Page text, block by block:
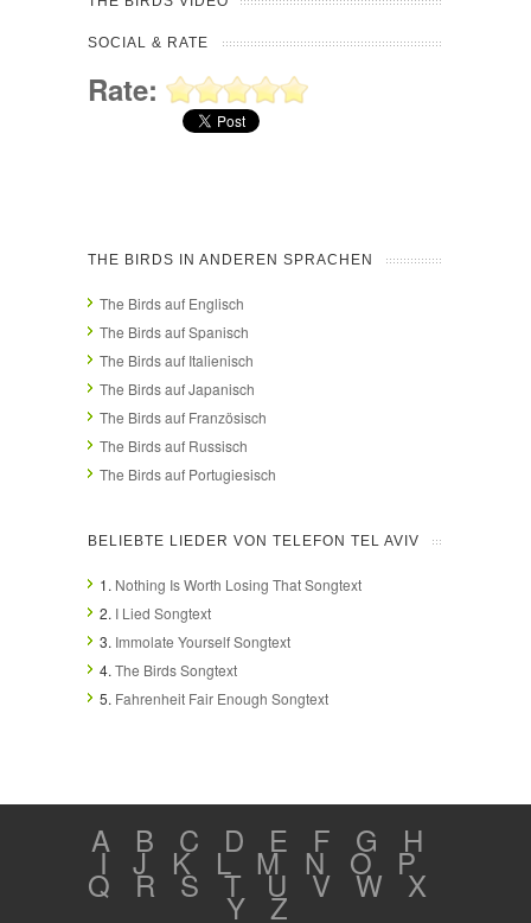
SOCIAL & RATE
Rate:
THE BIRDS IN ANDEREN SPRACHEN
The Birds auf Englisch
The Birds auf Spanisch
The Birds auf Italienisch
The Birds auf Japanisch
The Birds auf Französisch
The Birds auf Russisch
The Birds auf Portugiesisch
BELIEBTE LIEDER VON TELEFON TEL AVIV
1. Nothing Is Worth Losing That Songtext
2. I Lied Songtext
3. Immolate Yourself Songtext
4. The Birds Songtext
5. Fahrenheit Fair Enough Songtext
A B C D E F G H
I J K L M N O P
Q R S T U V W X
Y Z